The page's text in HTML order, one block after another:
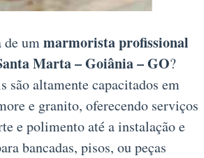
de ummarmorista profissional
Marta – Goiânia – GO?
são altamente capacitados em
e granito, oferecendo serviços
e polimento até a instalação e
bancadas, pisos, ou peças